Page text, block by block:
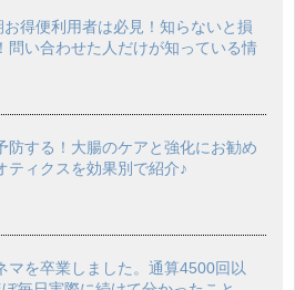
得便利用者は必見！知らないと損
問い合わせた人だけが知っている情
防する！大腸のケアと強化にお勧め
ティクスを効果別で紹介♪
マを卒業しました。通算4500回以